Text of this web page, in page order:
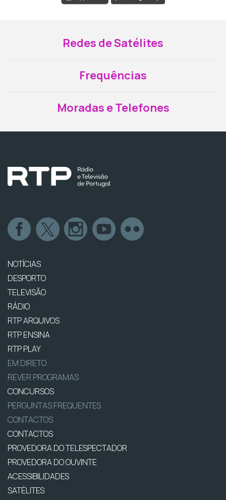
Redes de Satélites
Frequências
Moradas e Telefones
NOTÍCIAS
DESPORTO
TELEVISÃO
RÁDIO
RTP ARQUIVOS
RTP ENSINA
RTP PLAY
EM DIRETO
REVER PROGRAMAS
CONCURSOS
PERGUNTAS FREQUENTES
CONTACTOS
CONTACTOS
PROVEDORA DO TELESPECTADOR
PROVEDORA DO OUVINTE
ACESSIBILIDADES
SATÉLITES